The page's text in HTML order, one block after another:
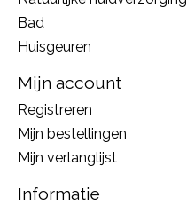
Bad
Huisgeuren
Mijn account
Registreren
Mijn bestellingen
Mijn verlanglijst
Informatie